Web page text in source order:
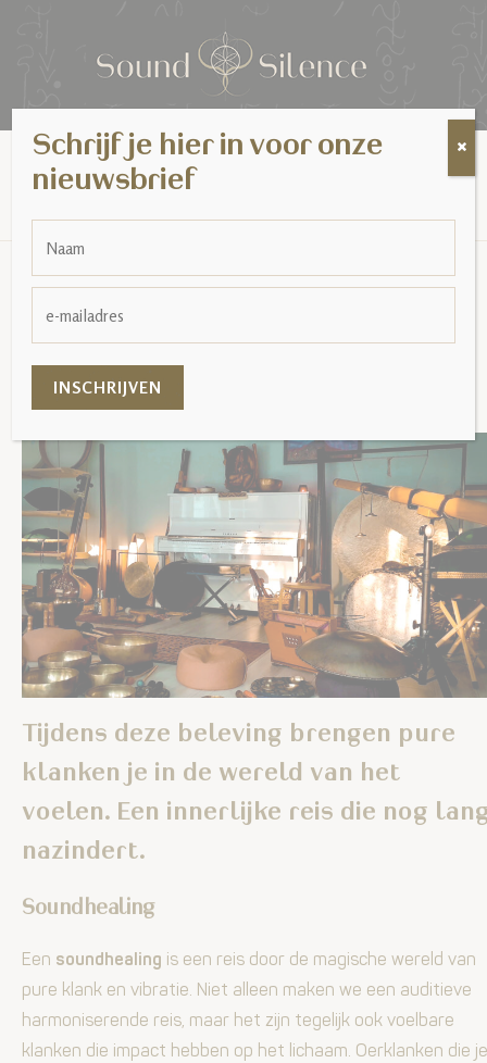
MENU Soundhealing
Tijdens deze beleving brengen pure
klanken je in de wereld van het
voelen. Een innerlijke reis die nog
nazindert.
Soundhealing
Een soundhealing is een reis door de magische wereld van
pure klank en vibratie. Niet alleen maken we een auditieve
harmoniserende reis, maar het zijn tegelijk ook voelbare
klanken die impact hebben op het lichaam. Oerklanken die je
Schrijf je hier in voor onze
nieuwsbrief